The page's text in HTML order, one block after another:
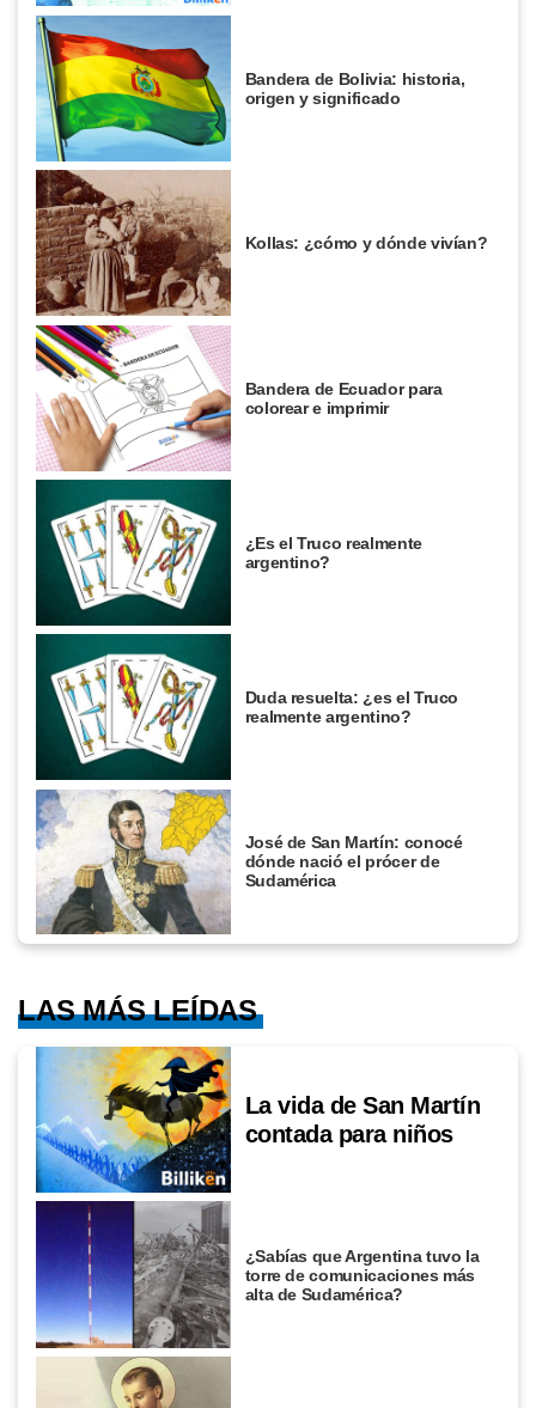
Bandera de Bolivia: historia,
origen y significado
Kollas: ¿cómo y dónde vivían?
Bandera de Ecuador para
colorear e imprimir
¿Es el Truco realmente
argentino?
Duda resuelta: ¿es el Truco
realmente argentino?
José de San Martín: conocé
dónde nació el prócer de
Sudamérica
LAS MÁS LEÍDAS
La vida de San Martín
contada para niños
¿Sabías que Argentina tuvo la
torre de comunicaciones más
alta de Sudamérica?